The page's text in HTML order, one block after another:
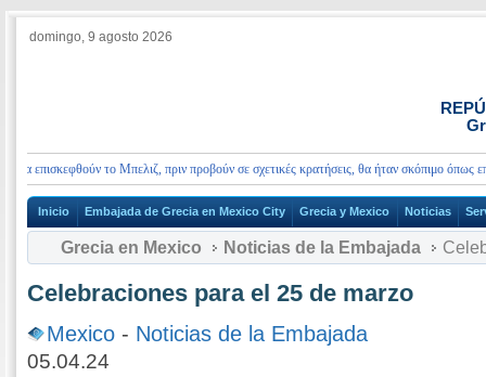
domingo, 9 agosto 2026
επισκεφθούν το Μπελιζ, πριν προβούν σε σχετικές κρατήσεις, θα ήταν σκόπιμο όπως
Inicio Embajada de Grecia en Mexico City Grecia y Mexico Noticias
Grecia en Mexico Noticias de la Embajada
Celebraciones para el 25 de marzo
Mexico - Noticias de la Embajada
05.04.24